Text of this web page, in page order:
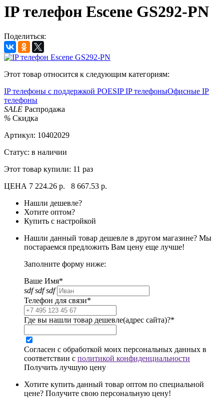
IP телефон Escene GS292-PN
Поделиться:
Этот товар относится к следующим категориям:
IP телефоны с поддержкой POESIP IP телефоныОфисные IP
телефоны
SALE Распродажа
% Скидка
Артикул: 10402029
Статус: в наличии
Этот товар купили: 11 раз
ЦЕНА 7 224.26 р.
8 667.53 р.
Нашли дешевле?
Хотите оптом?
Купить с настройкой
Нашли данный товар дешевле в другом магазине? Мы
постараемся предложить Вам цену еще лучше!
Заполните форму ниже:
Ваше Имя*
sdf sdf sdf
Телефон для связи*
Где вы нашли товар дешевле(адрес сайта)?*
Согласен с обработкой моих персональных данных в
соответствии с политикой конфиденциальности
Получить лучшую цену
Хотите купить данный товар оптом по специальной
цене? Получите свою персональную цену!